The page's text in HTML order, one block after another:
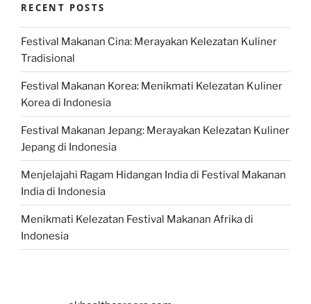
RECENT POSTS
Festival Makanan Cina: Merayakan Kelezatan Kuliner
Tradisional
Festival Makanan Korea: Menikmati Kelezatan Kuliner
Korea di Indonesia
Festival Makanan Jepang: Merayakan Kelezatan Kuliner
Jepang di Indonesia
Menjelajahi Ragam Hidangan India di Festival Makanan
India di Indonesia
Menikmati Kelezatan Festival Makanan Afrika di
Indonesia